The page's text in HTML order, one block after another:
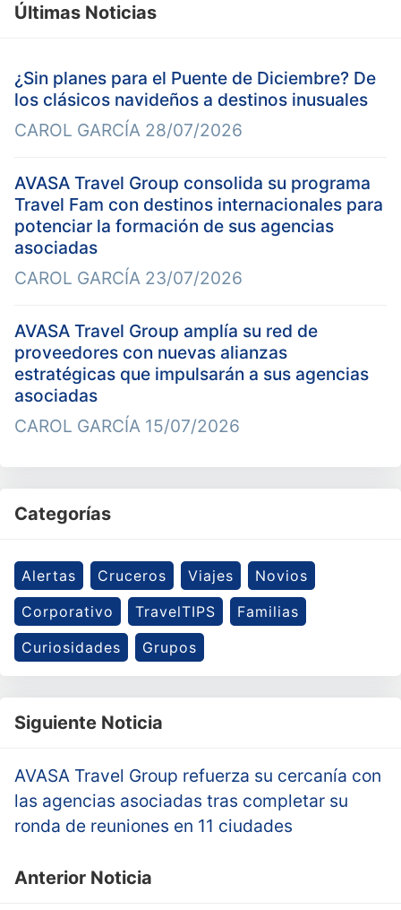
Últimas Noticias
¿Sin planes para el Puente de Diciembre? De
los clásicos navideños a destinos inusuales
CAROL GARCÍA 28/07/2026
AVASA Travel Group consolida su programa
Travel Fam con destinos internacionales para
potenciar la formación de sus agencias
asociadas
CAROL GARCÍA 23/07/2026
AVASA Travel Group amplía su red de
proveedores con nuevas alianzas
estratégicas que impulsarán a sus agencias
asociadas
CAROL GARCÍA 15/07/2026
Categorías
Alertas Cruceros Viajes
Novios
Corporativo
TravelTIPS
Familias
Curiosidades
Grupos
Siguiente Noticia
AVASA Travel Group refuerza su cercanía con
las agencias asociadas tras completar su
ronda de reuniones en 11 ciudades
Anterior Noticia